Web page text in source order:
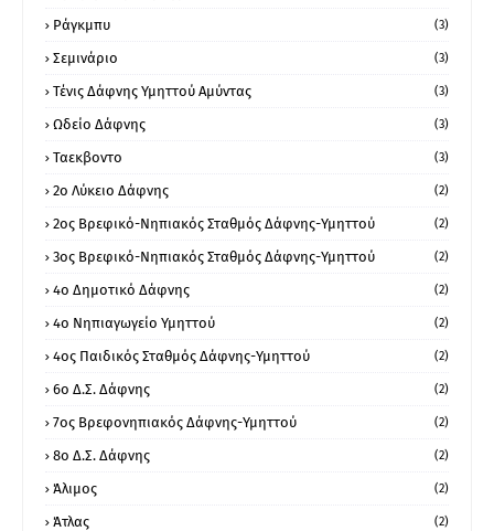
Ράγκμπυ (3)
Σεμινάριο (3)
Τένις Δάφνης Υμηττού Αμύντας (3)
Ωδείο Δάφνης (3)
Ταεκβοντο (3)
2ο Λύκειο Δάφνης (2)
2ος Βρεφικό-Νηπιακός Σταθμός Δάφνης-Υμηττού (2)
3ος Βρεφικό-Νηπιακός Σταθμός Δάφνης-Υμηττού (2)
4ο Δημοτικό Δάφνης (2)
4ο Νηπιαγωγείο Υμηττού (2)
4ος Παιδικός Σταθμός Δάφνης-Υμηττού (2)
6ο Δ.Σ. Δάφνης (2)
7ος Βρεφονηπιακός Δάφνης-Υμηττού (2)
8ο Δ.Σ. Δάφνης (2)
Άλιμος (2)
Άτλας (2)